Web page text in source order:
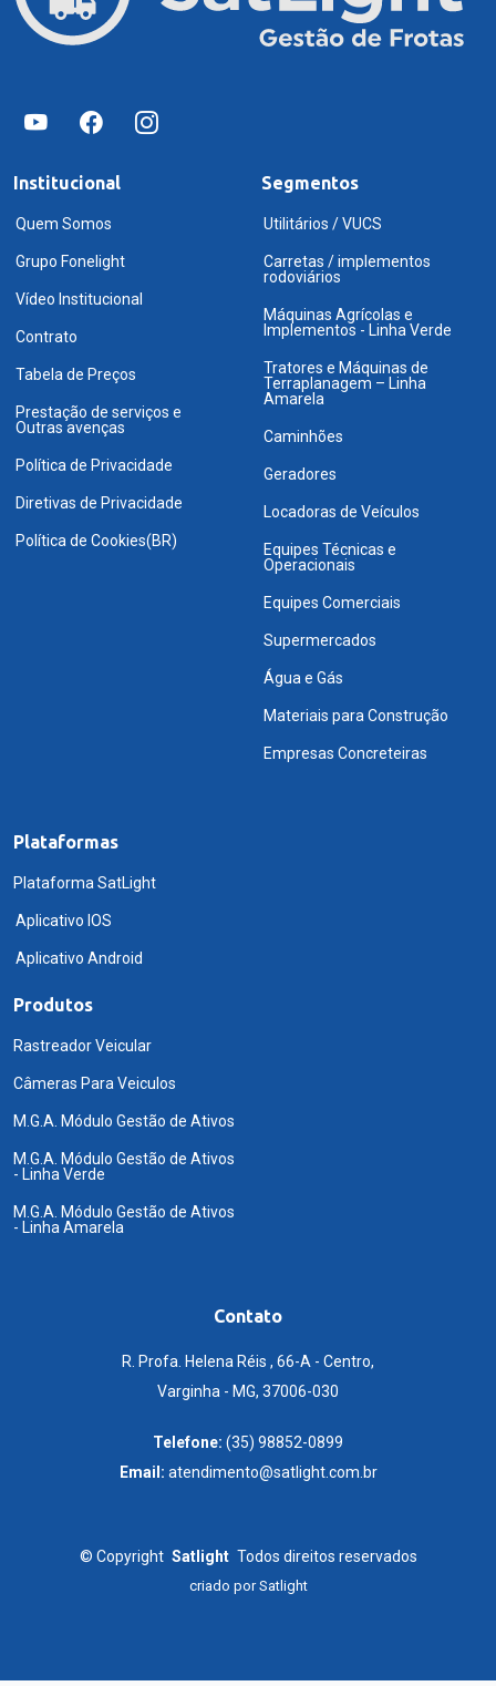
Institucional
Quem Somos
Grupo Fonelight
Vídeo Institucional
Contrato
Tabela de Preços
Prestação de serviços e
Outras avenças
Política de Privacidade
Diretivas de Privacidade
Política de Cookies(BR)
Segmentos
Utilitários / VUCS
Carretas / implementos
rodoviários
Máquinas Agrícolas e
Implementos - Linha Verde
Tratores e Máquinas de
Terraplanagem – Linha
Amarela
Caminhões
Geradores
Locadoras de Veículos
Equipes Técnicas e
Operacionais
Equipes Comerciais
Supermercados
Água e Gás
Materiais para Construção
Empresas Concreteiras
Plataformas
Plataforma SatLight
Aplicativo IOS
Aplicativo Android
Produtos
Rastreador Veicular
Câmeras Para Veiculos
M.G.A. Módulo Gestão de Ativos
M.G.A. Módulo Gestão de Ativos
- Linha Verde
M.G.A. Módulo Gestão de Ativos
- Linha Amarela
Contato
R. Profa. Helena Réis , 66-A - Centro,
Varginha - MG, 37006-030
Telefone: (35) 98852-0899
Email: atendimento@satlight.com.br
© Copyright Satlight Todos direitos reservados
criado porSatlight